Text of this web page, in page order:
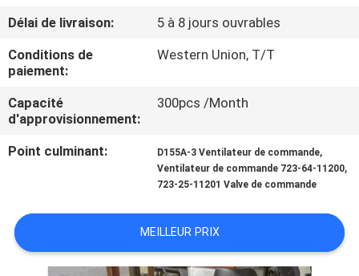
VISITE
D'USINE
CONTRÔLE
LA
CONTACT
Délai de livraison:
5 à 8 jours ouvrables
Conditions de
paiement:
Western Union, T/T
Capacité
d'approvisionnement:
300pcs /Month
Point culminant: D155A-3 Ventilateur de commande,
Ventilateur de commande 723-64-11200,
723-25-11201 Valve de commande
MEILLEUR PRIX